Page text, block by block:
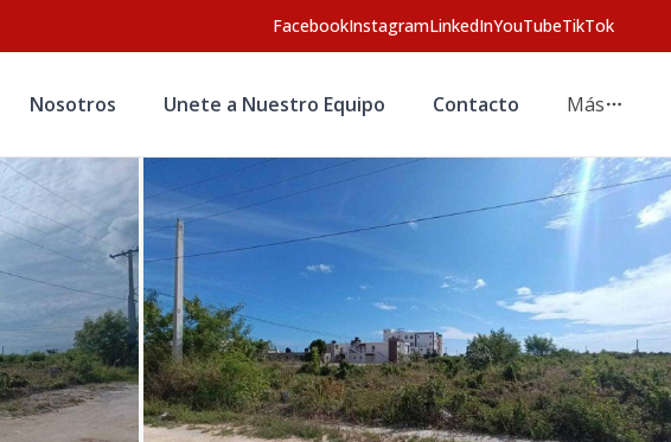
FacebookInstagramLinkedInYouTubeTikTok
Nosotros Unete a Nuestro Equipo Contacto Más